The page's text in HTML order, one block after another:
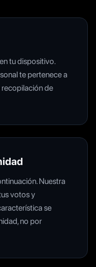
tu dispositivo.
te pertenece a
recopilación de
Nuestra
votos y
se
no por